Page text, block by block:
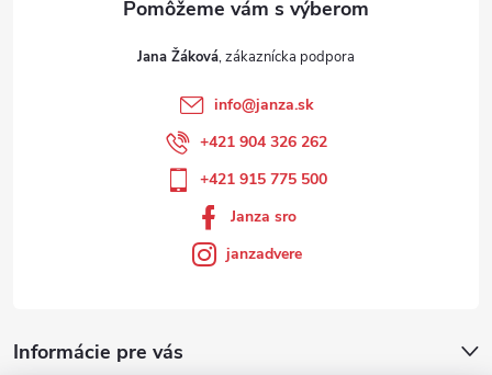
Informácie pre vás
Jana Žáková
info@janza.sk
+421 904 326 262
+421 915 775 500
Janza sro
janzadvere